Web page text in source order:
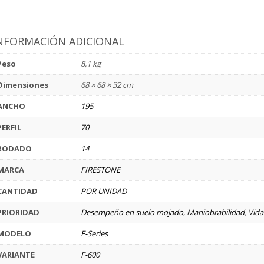
ADICIONAL
8,1 kg
68 × 68 × 32 cm
195
70
14
FIRESTONE
POR UNIDAD
Desempeño en suelo mojado, Maniobrabilidad,
F-Series
F-600